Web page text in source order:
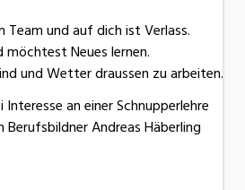
Team und auf dich ist Verlass.
Neues lernen.
und Wetter draussen zu arbeiten.
an einer Schnupperlehre
Berufsbildner Andreas Häberling